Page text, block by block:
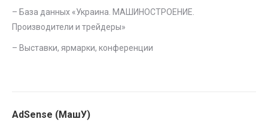
– База данных «Украина. МАШИНОСТРОЕНИЕ.
Производители и трейдеры»
– Выставки, ярмарки, конференции
AdSense (МашУ)